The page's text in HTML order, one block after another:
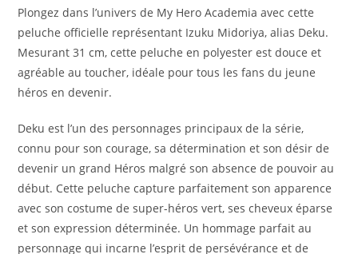
Plongez dans l’univers de My Hero Academia avec cette
peluche officielle représentant Izuku Midoriya, alias Deku.
Mesurant 31 cm, cette peluche en polyester est douce et
agréable au toucher, idéale pour tous les fans du jeune
héros en devenir.
Deku est l’un des personnages principaux de la série,
connu pour son courage, sa détermination et son désir de
devenir un grand Héros malgré son absence de pouvoir au
début. Cette peluche capture parfaitement son apparence
avec son costume de super-héros vert, ses cheveux éparse
et son expression déterminée. Un hommage parfait au
personnage qui incarne l’esprit de persévérance et de